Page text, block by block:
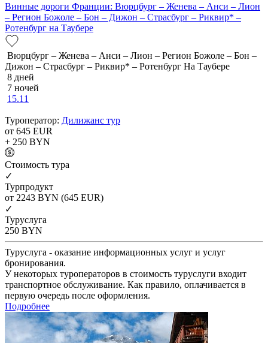
Винные дороги Франции: Вюрцбург – Женева – Анси – Лион
– Регион Божоле – Бон – Дижон – Страсбург – Риквир* –
Ротенбург на Таубере
Вюрцбург – Женева – Анси – Лион – Регион Божоле – Бон –
Дижон – Страсбург – Риквир* – Ротенбург На Таубере
8 дней
7 ночей
15.11
Туроператор: Дилижанс тур
от 645 EUR
+ 250 BYN
Cтоимость тура
✓
Турпродукт
от 2243 BYN (645 EUR)
✓
Туруслуга
250 BYN
Туруслуга - оказание информационных услуг и услуг
бронирования.
У некоторых туроператоров в стоимость туруслуги входит
транспортное обслуживание. Как правило, оплачивается в
первую очередь после оформления.
Подробнее